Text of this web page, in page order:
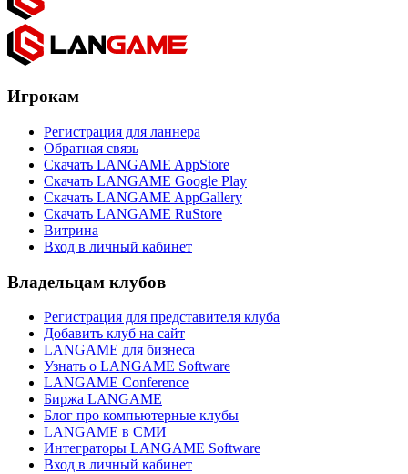
Игрокам
Регистрация для ланнера
Обратная связь
Скачать LANGAME AppStore
Скачать LANGAME Google Play
Скачать LANGAME AppGallery
Скачать LANGAME RuStore
Витрина
Вход в личный кабинет
Владельцам клубов
Регистрация для представителя клуба
Добавить клуб на сайт
LANGAME для бизнеса
Узнать о LANGAME Software
LANGAME Conference
Биржа LANGAME
Блог про компьютерные клубы
LANGAME в СМИ
Интеграторы LANGAME Software
Вход в личный кабинет